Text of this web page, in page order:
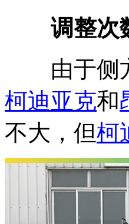
调整次
由于侧方
柯迪亚克和
不大，但柯